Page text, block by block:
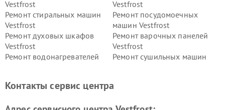
Vestfrost
Vestfrost
Ремонт стиральных машин
Vestfrost
Ремонт посудомоечных
машин Vestfrost
Ремонт духовых шкафов
Vestfrost
Ремонт варочных панелей
Vestfrost
Ремонт водонагревателей
Ремонт сушильных машин
Vestfrost
Контакты сервис центра